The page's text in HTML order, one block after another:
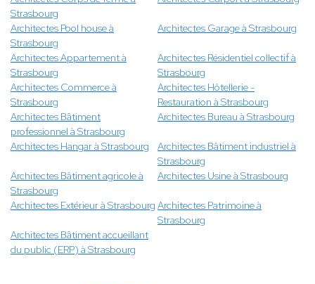
Strasbourg
Architectes Pool house à
Strasbourg
Architectes Garage à Strasbourg
Architectes Appartement à
Strasbourg
Architectes Résidentiel collectif à
Strasbourg
Architectes Commerce à
Strasbourg
Architectes Hôtellerie -
Restauration à Strasbourg
Architectes Bâtiment
professionnel à Strasbourg
Architectes Bureau à Strasbourg
Architectes Hangar à Strasbourg
Architectes Bâtiment industriel à
Strasbourg
Architectes Bâtiment agricole à
Strasbourg
Architectes Usine à Strasbourg
Architectes Extérieur à Strasbourg Architectes Patrimoine à
Strasbourg
Architectes Bâtiment accueillant
du public (ERP) à Strasbourg